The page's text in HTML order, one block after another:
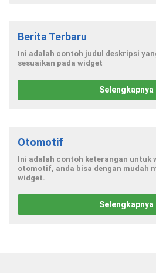
Berita Terbaru
Ini adalah contoh judul deskripsi
sesuaikan pada widget
Selengkapnya
Otomotif
Ini adalah contoh keterangan untuk
otomotif, anda bisa dengan mudah
widget.
Selengkapnya